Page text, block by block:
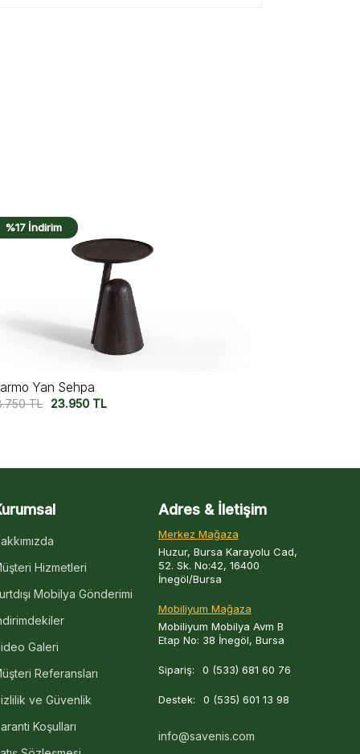
%15 İndirim
Yan Sehpa
TL 12.750TL
Hizmetleri
Mobilya Gönderimi
Galeri
Referansları
ve Güvenlik
Koşulları
Adres & İletişim
Merkez Mağaza
Huzur, Bursa Karayolu Cad,
52. Sk. No:42, 16400
İnegöl/Bursa
Mobiliyum Mağaza
Mobiliyum Mobilya Avm B
Etap No: 38 İnegöl, Bursa
Sipariş: 0 (533) 681 60 76
Destek: 0 (535) 601 13 98
info@savenis.com